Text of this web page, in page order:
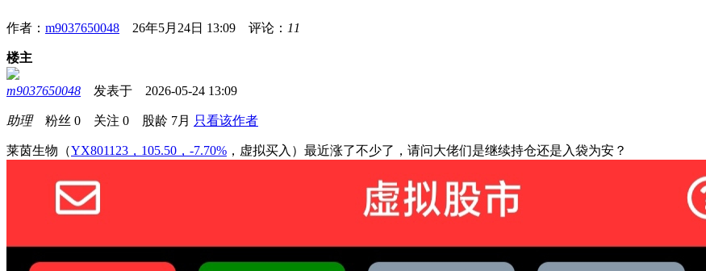
作者： m9037650048 26年5月24日 13:09 评论： 11
楼主
m9037650048 发表于 2026-05-24 13:09
助理粉丝 0 关注 0 股龄 7月 只看该作者
莱茵生物 （YX801123，105.50，-7.70% ， 虚拟买入 ） 最近涨了不少了，请问大佬们是继续持仓还是入袋为安？